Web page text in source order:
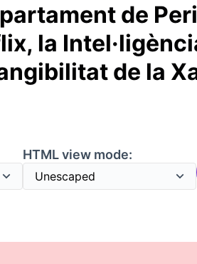
de
la
de la
HTML view mode: